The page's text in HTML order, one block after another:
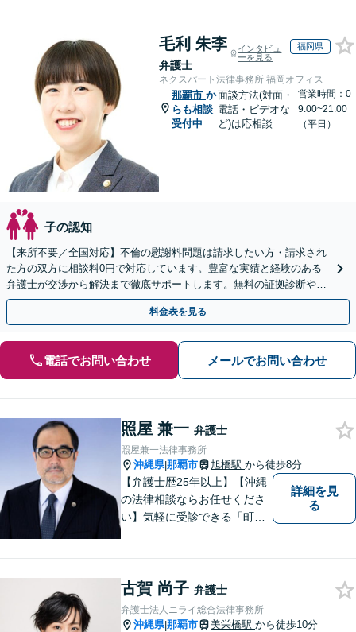
毛利 朱李
弁護士
インタビュ
ーを見る
福岡県
ネクスパート法律事務所 福岡オフィス
那覇市 か
らも相談
受付中
面談方法(対面・
電話・ビデオな
ど)は応相談
営業時間：0
9:00~21:00
（平日）
子の認知
【来所不要／全国対応】不倫の慰謝料問題は請求したい方・請求され
た方の双方に相談料0円で対応しています。豊富な実績と経験のある
弁護士が交渉から解決まで徹底サポートします。無料の証拠診断や着
手金の返還保証もありますので安心してご相談ください。
料金表を見る
電話でお問い合わせ メールでお問い合わせ
照屋 兼一 弁護士
照屋兼一法律事務所
沖縄県|那覇市 旭橋駅 から徒歩8分
【弁護士歴25年以上】【沖縄
の法律相談ならお任せくださ
い】気軽に受診できる「町医
かし、ひとりでも多く悩まれ
ている方を救います。ぜひご
相談ください。
詳細を見
る
古賀 尚子 弁護士
弁護士法人ニライ総合法律事務所
沖縄県|那覇市 美栄橋駅 から徒歩10分